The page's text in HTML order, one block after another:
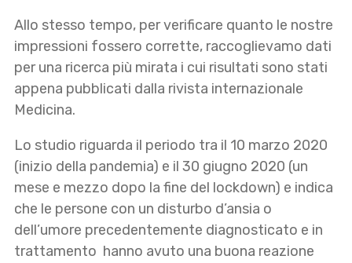
Allo stesso tempo, per verificare quanto le nostre
impressioni fossero corrette, raccoglievamo dati
per una ricerca più mirata i cui risultati sono stati
appena pubblicati dalla rivista internazionale
Medicina.
Lo studio riguarda il periodo tra il 10 marzo 2020
(inizio della pandemia) e il 30 giugno 2020 (un
mese e mezzo dopo la fine del lockdown) e indica
che le persone con un disturbo d’ansia o
dell’umore precedentemente diagnosticato e in
trattamento hanno avuto una buona reazione